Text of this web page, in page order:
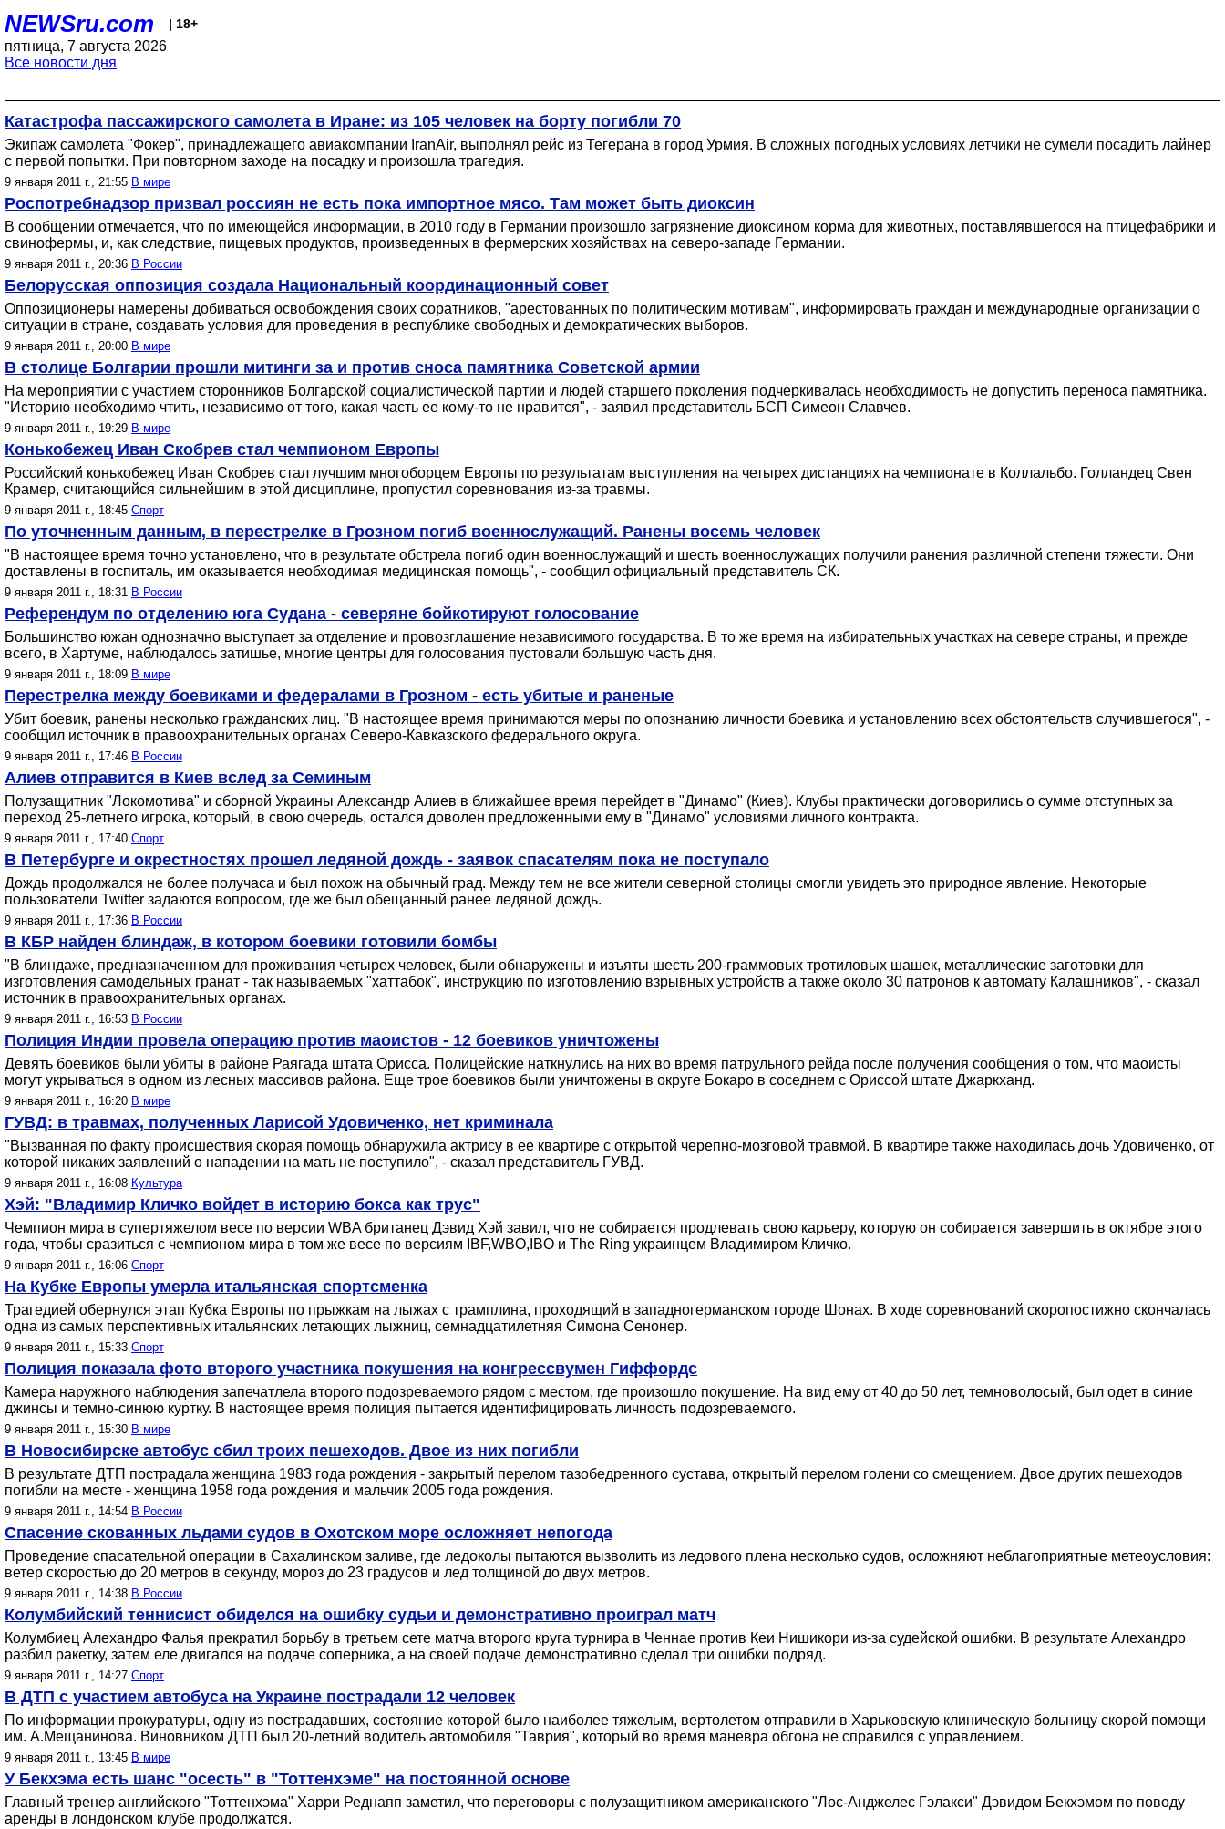
NEWSru.com | 18+
пятница, 7 августа 2026
Все новости дня
Катастрофа пассажирского самолета в Иране: из 105 человек на борту погибли 70
Экипаж самолета "Фокер", принадлежащего авиакомпании IranAir, выполнял рейс из Тегерана в город Урмия. В сложных погодных условиях летчики не сумели посадить лайнер
с первой попытки. При повторном заходе на посадку и произошла трагедия.
9 января 2011 г., 21:55 В мире
Роспотребнадзор призвал россиян не есть пока импортное мясо. Там может быть диоксин
В сообщении отмечается, что по имеющейся информации, в 2010 году в Германии произошло загрязнение диоксином корма для животных, поставлявшегося на птицефабрики и
свинофермы, и, как следствие, пищевых продуктов, произведенных в фермерских хозяйствах на северо-западе Германии.
9 января 2011 г., 20:36 В России
Белорусская оппозиция создала Национальный координационный совет
Оппозиционеры намерены добиваться освобождения своих соратников, "арестованных по политическим мотивам", информировать граждан и международные организации о
ситуации в стране, создавать условия для проведения в республике свободных и демократических выборов.
9 января 2011 г., 20:00 В мире
В столице Болгарии прошли митинги за и против сноса памятника Советской армии
На мероприятии с участием сторонников Болгарской социалистической партии и людей старшего поколения подчеркивалась необходимость не допустить переноса памятника.
"Историю необходимо чтить, независимо от того, какая часть ее кому-то не нравится", - заявил представитель БСП Симеон Славчев.
9 января 2011 г., 19:29 В мире
Конькобежец Иван Скобрев стал чемпионом Европы
Российский конькобежец Иван Скобрев стал лучшим многоборцем Европы по результатам выступления на четырех дистанциях на чемпионате в Коллальбо. Голландец Свен
Крамер, считающийся сильнейшим в этой дисциплине, пропустил соревнования из-за травмы.
9 января 2011 г., 18:45 Спорт
По уточненным данным, в перестрелке в Грозном погиб военнослужащий. Ранены восемь человек
"В настоящее время точно установлено, что в результате обстрела погиб один военнослужащий и шесть военнослужащих получили ранения различной степени тяжести. Они
доставлены в госпиталь, им оказывается необходимая медицинская помощь", - сообщил официальный представитель СК.
9 января 2011 г., 18:31 В России
Референдум по отделению юга Судана - северяне бойкотируют голосование
Большинство южан однозначно выступает за отделение и провозглашение независимого государства. В то же время на избирательных участках на севере страны, и прежде
всего, в Хартуме, наблюдалось затишье, многие центры для голосования пустовали большую часть дня.
9 января 2011 г., 18:09 В мире
Перестрелка между боевиками и федералами в Грозном - есть убитые и раненые
Убит боевик, ранены несколько гражданских лиц. "В настоящее время принимаются меры по опознанию личности боевика и установлению всех обстоятельств случившегося", -
сообщил источник в правоохранительных органах Северо-Кавказского федерального округа.
9 января 2011 г., 17:46 В России
Алиев отправится в Киев вслед за Семиным
Полузащитник "Локомотива" и сборной Украины Александр Алиев в ближайшее время перейдет в "Динамо" (Киев). Клубы практически договорились о сумме отступных за
переход 25-летнего игрока, который, в свою очередь, остался доволен предложенными ему в "Динамо" условиями личного контракта.
9 января 2011 г., 17:40 Спорт
В Петербурге и окрестностях прошел ледяной дождь - заявок спасателям пока не поступало
Дождь продолжался не более получаса и был похож на обычный град. Между тем не все жители северной столицы смогли увидеть это природное явление. Некоторые
пользователи Twitter задаются вопросом, где же был обещанный ранее ледяной дождь.
9 января 2011 г., 17:36 В России
В КБР найден блиндаж, в котором боевики готовили бомбы
"В блиндаже, предназначенном для проживания четырех человек, были обнаружены и изъяты шесть 200-граммовых тротиловых шашек, металлические заготовки для
изготовления самодельных гранат - так называемых "хаттабок", инструкцию по изготовлению взрывных устройств а также около 30 патронов к автомату Калашников", - сказал
источник в правоохранительных органах.
9 января 2011 г., 16:53 В России
Полиция Индии провела операцию против маоистов - 12 боевиков уничтожены
Девять боевиков были убиты в районе Раягада штата Орисса. Полицейские наткнулись на них во время патрульного рейда после получения сообщения о том, что маоисты
могут укрываться в одном из лесных массивов района. Еще трое боевиков были уничтожены в округе Бокаро в соседнем с Ориссой штате Джаркханд.
9 января 2011 г., 16:20 В мире
ГУВД: в травмах, полученных Ларисой Удовиченко, нет криминала
"Вызванная по факту происшествия скорая помощь обнаружила актрису в ее квартире с открытой черепно-мозговой травмой. В квартире также находилась дочь Удовиченко, от
которой никаких заявлений о нападении на мать не поступило", - сказал представитель ГУВД.
9 января 2011 г., 16:08 Культура
Хэй: "Владимир Кличко войдет в историю бокса как трус"
Чемпион мира в супертяжелом весе по версии WBA британец Дэвид Хэй завил, что не собирается продлевать свою карьеру, которую он собирается завершить в октябре этого
года, чтобы сразиться с чемпионом мира в том же весе по версиям IBF,WBO,IBO и The Ring украинцем Владимиром Кличко.
9 января 2011 г., 16:06 Спорт
На Кубке Европы умерла итальянская спортсменка
Трагедией обернулся этап Кубка Европы по прыжкам на лыжах с трамплина, проходящий в западногерманском городе Шонах. В ходе соревнований скоропостижно скончалась
одна из самых перспективных итальянских летающих лыжниц, семнадцатилетняя Симона Сенонер.
9 января 2011 г., 15:33 Спорт
Полиция показала фото второго участника покушения на конгрессвумен Гиффордс
Камера наружного наблюдения запечатлела второго подозреваемого рядом с местом, где произошло покушение. На вид ему от 40 до 50 лет, темноволосый, был одет в синие
джинсы и темно-синюю куртку. В настоящее время полиция пытается идентифицировать личность подозреваемого.
9 января 2011 г., 15:30 В мире
В Новосибирске автобус сбил троих пешеходов. Двое из них погибли
В результате ДТП пострадала женщина 1983 года рождения - закрытый перелом тазобедренного сустава, открытый перелом голени со смещением. Двое других пешеходов
погибли на месте - женщина 1958 года рождения и мальчик 2005 года рождения.
9 января 2011 г., 14:54 В России
Спасение скованных льдами судов в Охотском море осложняет непогода
Проведение спасательной операции в Сахалинском заливе, где ледоколы пытаются вызволить из ледового плена несколько судов, осложняют неблагоприятные метеоусловия:
ветер скоростью до 20 метров в секунду, мороз до 23 градусов и лед толщиной до двух метров.
9 января 2011 г., 14:38 В России
Колумбийский теннисист обиделся на ошибку судьи и демонстративно проиграл матч
Колумбиец Алехандро Фалья прекратил борьбу в третьем сете матча второго круга турнира в Ченнае против Кеи Нишикори из-за судейской ошибки. В результате Алехандро
разбил ракетку, затем еле двигался на подаче соперника, а на своей подаче демонстративно сделал три ошибки подряд.
9 января 2011 г., 14:27 Спорт
В ДТП с участием автобуса на Украине пострадали 12 человек
По информации прокуратуры, одну из пострадавших, состояние которой было наиболее тяжелым, вертолетом отправили в Харьковскую клиническую больницу скорой помощи
им. А.Мещанинова. Виновником ДТП был 20-летний водитель автомобиля "Таврия", который во время маневра обгона не справился с управлением.
9 января 2011 г., 13:45 В мире
У Бекхэма есть шанс "осесть" в "Тоттенхэме" на постоянной основе
Главный тренер английского "Тоттенхэма" Харри Реднапп заметил, что переговоры с полузащитником американского "Лос-Анджелес Гэлакси" Дэвидом Бекхэмом по поводу
аренды в лондонском клубе продолжатся.